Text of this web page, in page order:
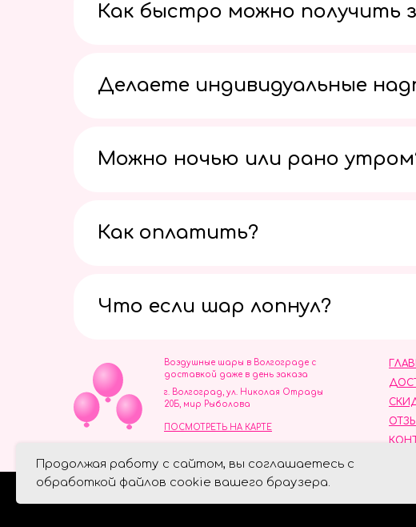
Продолжая работу с сайтом, вы соглашаетесь с
обработкой файлов cookie вашего браузера.
Как быстро можно получить
Делаете индивидуальные
Можно ночью или рано
Как оплатить?
Что если шар лопнул?
Воздушные шары в Волгограде с
доставкой даже в день заказа
г. Волгоград, ул. Николая Отрады
20Б, мир Рыболова
ПОСМОТРЕТЬ НА КАРТЕ
ИНН 344110093739
Политика обработки персональных данных